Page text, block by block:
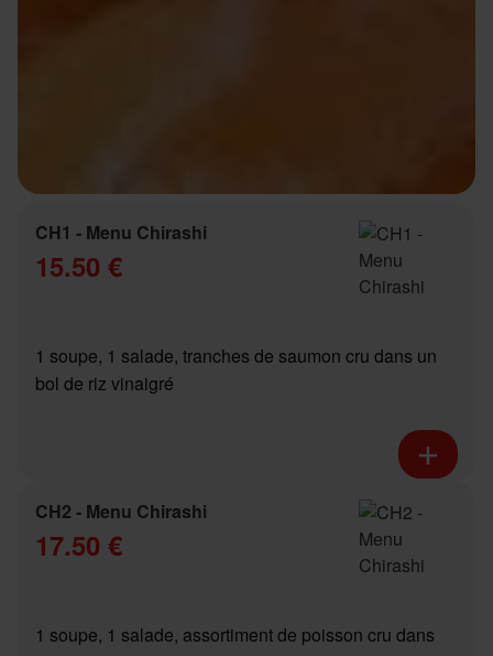
CH1 - Menu Chirashi
15.50 €
1 soupe, 1 salade, tranches de saumon cru dans un
bol de riz vinaigré
CH2 - Menu Chirashi
17.50 €
1 soupe, 1 salade, assortiment de poisson cru dans